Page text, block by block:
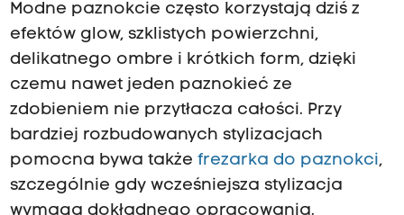
Modne paznokcie często korzystają dziś z
efektów glow, szklistych powierzchni,
delikatnego ombre i krótkich form, dzięki
czemu nawet jeden paznokieć ze
zdobieniem nie przytłacza całości. Przy
bardziej rozbudowanych stylizacjach
pomocna bywa także frezarka do paznokci,
szczególnie gdy wcześniejsza stylizacja
wymaga dokładnego opracowania.